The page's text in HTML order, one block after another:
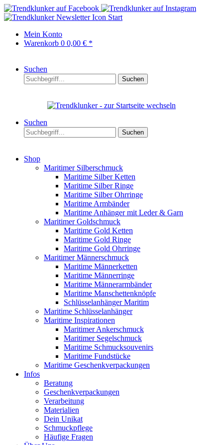
Start
Mein Konto
Warenkorb 0 0,00 € *
Suchen
Suchen
Suchen
Suchen
Shop
Maritimer Silberschmuck
Maritime Silber Ketten
Maritime Silber Ringe
Maritime Silber Ohrringe
Maritime Armbänder
Maritime Anhänger mit Leder & Garn
Maritimer Goldschmuck
Maritime Gold Ketten
Maritime Gold Ringe
Maritime Gold Ohrringe
Maritimer Männerschmuck
Maritime Männerketten
Maritime Männerringe
Maritime Männerarmbänder
Maritime Manschettenknöpfe
Schlüsselanhänger Maritim
Maritime Schlüsselanhänger
Maritime Inspirationen
Maritimer Ankerschmuck
Maritimer Segelschmuck
Maritime Schmucksouvenirs
Maritime Fundstücke
Maritime Geschenkverpackungen
Infos
Beratung
Geschenkverpackungen
Verarbeitung
Materialien
Dein Unikat
Schmuckpflege
Häufige Fragen